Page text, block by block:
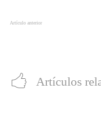
Artículo anterior
Artículos